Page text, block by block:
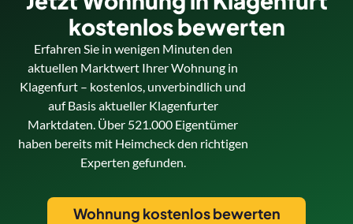
kostenlos bewerten
Erfahren Sie in wenigen Minuten den
aktuellen Marktwert Ihrer Wohnung in
Klagenfurt – kostenlos, unverbindlich und
auf Basis aktueller Klagenfurter
Marktdaten. Über 521.000 Eigentümer
haben bereits mit Heimcheck den richtigen
Experten gefunden.
Wohnung kostenlos bewerten